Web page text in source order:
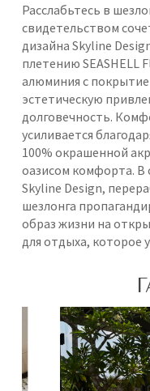
Расслабьтесь в
свидетельством
дизайна Skyline
плетению SEASHELL
алюминия с
эстетическую
долговечность.
усиливается
100% окрашенной
оазисом комфорта. В
Skyline Design,
шезлонга
образ жизни на
для отдыха, которое